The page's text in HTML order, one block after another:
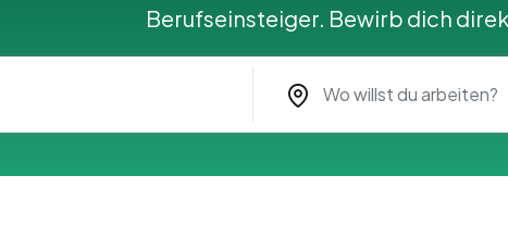
Berufseinsteiger. Bewirb dich